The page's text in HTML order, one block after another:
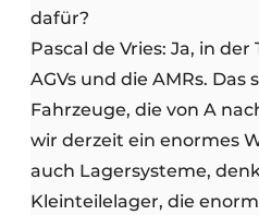
dafür?
Pascal de Vries: Ja, in der
AGVs und die AMRs.
Fahrzeuge, die von A
wir derzeit ein enormes
auch Lagersysteme,
Kleinteilelager, die